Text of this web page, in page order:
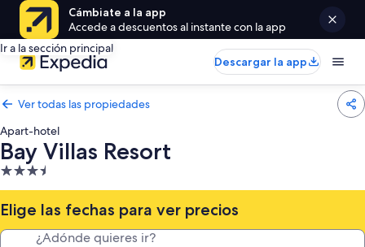
Cámbiate a la app
Accede a descuentos al instante con la app
Ir a la sección principal
Descargar la app
Ver todas las propiedades
Apart-hotel
Bay Villas Resort
Propiedad
de
3.5
estrellas
Elige las fechas para ver precios
¿Adónde quieres ir?